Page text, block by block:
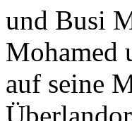
und Busi
Mohamed
auf seine